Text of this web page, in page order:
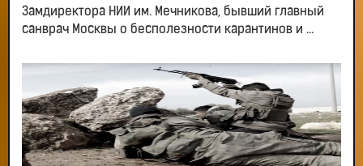
Замдиректора НИИ им. Мечникова, бывший главный
санврач Москвы о бесполезности карантинов и ...